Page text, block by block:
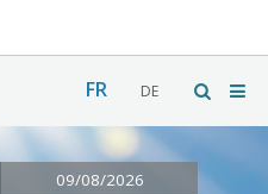
FR DE
09/08/2026